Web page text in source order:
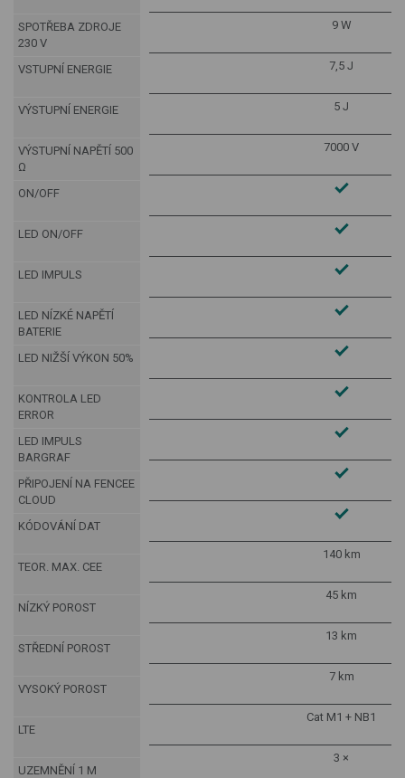
SPOTŘEBA ZDROJE
230 V
VSTUPNÍ ENERGIE
VÝSTUPNÍ ENERGIE
VÝSTUPNÍ NAPĚTÍ 500
Ω
ON/OFF
LED ON/OFF
LED IMPULS
LED NÍZKÉ NAPĚTÍ
BATERIE
LED NIŽŠÍ VÝKON 50%
KONTROLA LED
ERROR
LED IMPULS
BARGRAF
PŘIPOJENÍ NA FENCEE
CLOUD
KÓDOVÁNÍ DAT
TEOR. MAX. CEE
NÍZKÝ POROST
STŘEDNÍ POROST
VYSOKÝ POROST
LTE
UZEMNĚNÍ 1 M
9 W
7,5 J
5 J
7000 V
140 km
45 km
13 km
7 km
Cat M1 + NB1
3 ×